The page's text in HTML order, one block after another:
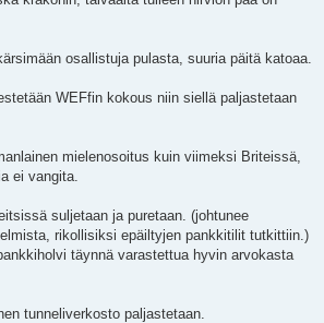
osallistuja pulasta, suuria päitä katoaa.
WEFfin kokous niin siellä paljastetaan
mielenosoitus kuin viimeksi Briteissä,
ei vangita.
suljetaan ja puretaan. (johtunee
rikollisiksi epäiltyjen pankkitilit tutkittiin.)
täynnä varastettua hyvin arvokasta
tunneliverkosto paljastetaan.